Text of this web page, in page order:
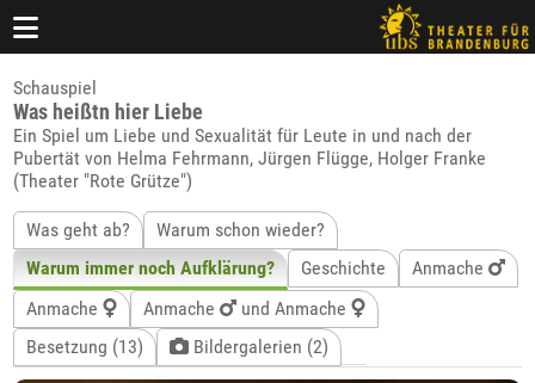
Schauspiel
Was heißtn hier Liebe
Ein Spiel um Liebe und Sexualität für Leute in und nach der
Pubertät von Helma Fehrmann, Jürgen Flügge, Holger Franke
(Theater "Rote Grütze")
Was geht ab?
Warum schon wieder?
Warum immer noch Aufklärung?
Geschichte
Anmache
Anmache
Anmache
und Anmache
Besetzung (13)
Bildergalerien (2)